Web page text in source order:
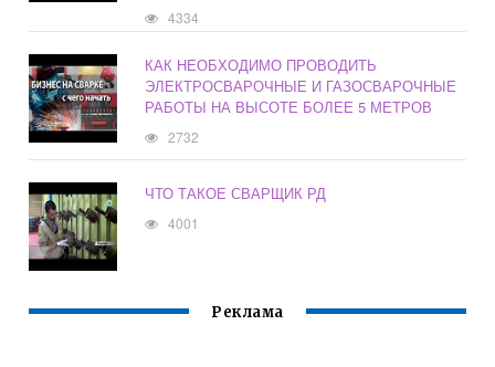
4334
КАК НЕОБХОДИМО ПРОВОДИТЬ
ЭЛЕКТРОСВАРОЧНЫЕ И ГАЗОСВАРОЧНЫЕ
РАБОТЫ НА ВЫСОТЕ БОЛЕЕ 5 МЕТРОВ
2732
ЧТО ТАКОЕ СВАРЩИК РД
4001
Реклама